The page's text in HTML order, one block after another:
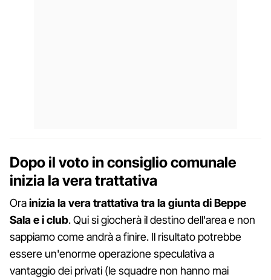
Dopo il voto in consiglio comunale
inizia la vera trattativa
Orainizia la vera trattativa tra la giunta di Beppe
Sala e i club. Qui si giocherà il destino dell'area e non
sappiamo come andrà a finire. Il risultato potrebbe
essere un'enorme operazione speculativa a
vantaggio dei privati (le squadre non hanno mai